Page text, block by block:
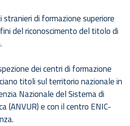
di formazione superiore
del riconoscimento del titolo di
dei centri di formazione
titoli sul territorio nazionale in
Nazionale del Sistema di
(ANVUR) e con il centro ENIC-